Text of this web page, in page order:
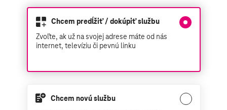
Chcem predĺžiť / dokúpiť službu
Zvoľte, ak už na svojej adrese máte od nás
internet, televíziu či pevnú linku
Chcem novú službu
nájdete tu